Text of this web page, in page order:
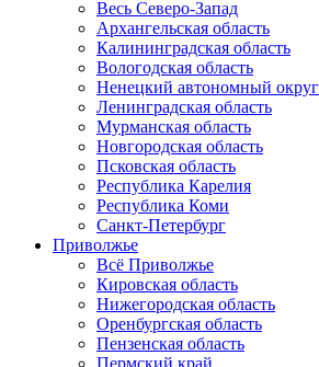
Весь Северо-Запад
Архангельская область
Калининградская область
Вологодская область
Ненецкий автономный округ
Ленинградская область
Мурманская область
Новгородская область
Псковская область
Республика Карелия
Республика Коми
Санкт-Петербург
Приволжье
Всё Приволжье
Кировская область
Нижегородская область
Оренбургская область
Пензенская область
Пермский край